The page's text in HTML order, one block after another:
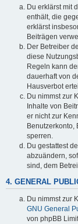
Du erklärst mit
enthält, die
erklärst
Beiträgen
Der Betreiber
diese
Regeln kann
dauerhaft von
Hausverbot
Du nimmst zur
Inhalte von
er nicht zur
Benutzerkonto,
sperren.
Du gestattest
abzuändern,
sind, dem
4. GENERAL
Du nimmst zur
GNU General
von phpBB